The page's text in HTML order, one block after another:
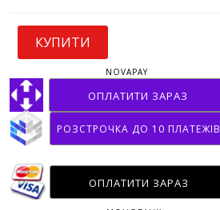
КУПИТИ
ОПЛАТИТИ ЗАРАЗ
NOVAPAY
РОЗСТРОЧКА ДО 10 ПЛАТЕЖІВ
ОПЛАТИТИ ЗАРАЗ